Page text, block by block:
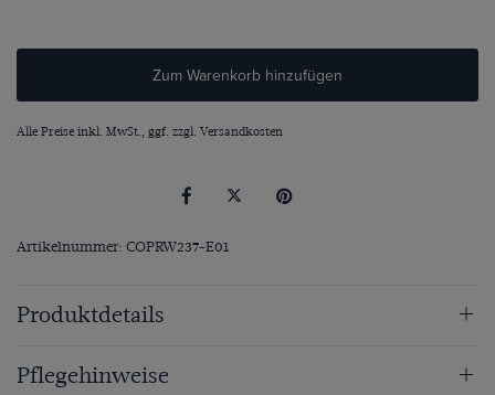
Zum Warenkorb hinzufügen
Alle Preise inkl. MwSt., ggf. zzgl. Versandkosten
Artikelnummer: COPRW237-E01
Produktdetails
Pflegehinweise